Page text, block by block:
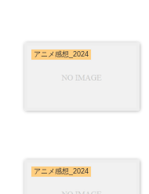
アニメ感想_2024
アニメ感想_2024